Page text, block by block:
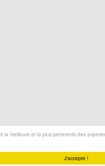
J'accepte !
la meilleure et la plus pertinente des